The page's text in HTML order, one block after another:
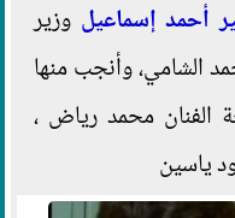
أحمد إسماعيل وزير
الشامي، وأنجب منها
الفنان محمد رياض ،
ياسين